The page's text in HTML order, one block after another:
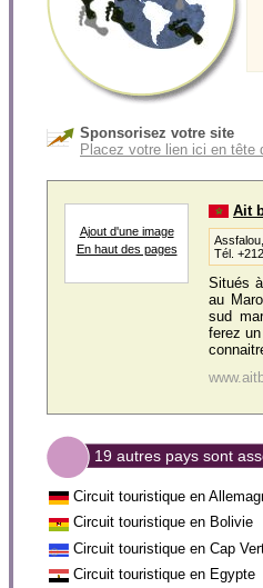
Sponsorisez votre site
Placez votre lien ici en tête
Ajout d'une image
En haut des pages
Ait
Tél.
Situés
au
sud
ferez
19 autres pays sont
Circuit touristique en
Circuit touristique en Bolivie
Circuit touristique en Cap
Circuit touristique en Egypte